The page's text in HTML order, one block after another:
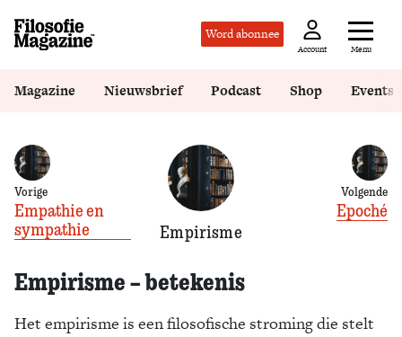
Word abonnee
Account Menu
Magazine Nieuwsbrief Podcast Shop Events
Vorige
Empathie en
sympathie
Empirisme
Volgende
Epoché
Empirisme – betekenis
Het empirisme is een filosofische stroming die stelt